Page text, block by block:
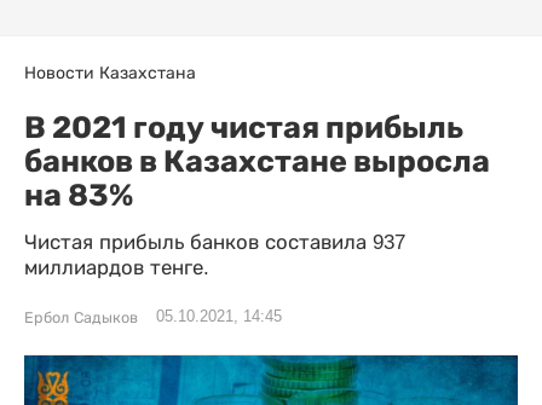
Новости Казахстана
В 2021 году чистая прибыль
банков в Казахстане выросла
на 83%
Чистая прибыль банков составила 937
миллиардов тенге.
Ербол Садыков 05.10.2021, 14:45